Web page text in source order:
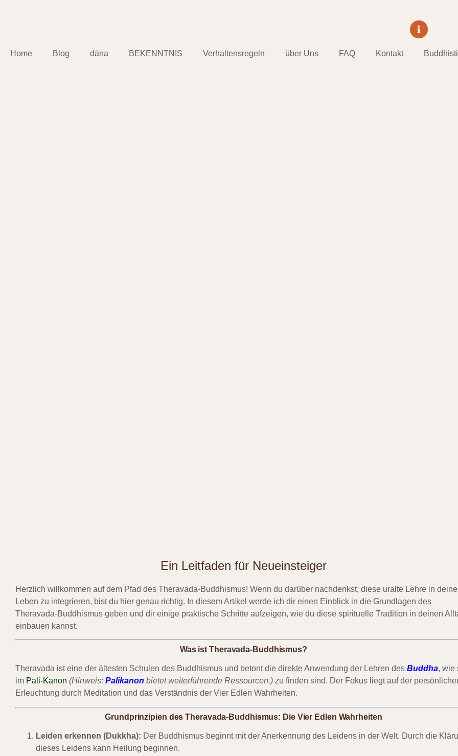
Home Blog dāna BEKENNTNIS Verhaltensregeln über Uns FAQ Kontakt
Ein Leitfaden für Neueinsteiger
Herzlich willkommen auf dem Pfad des Theravada-Buddhismus! Wenn du darüber nachdenkst, diese uralte Lehre in
Leben zu integrieren, bist du hier genau richtig. In diesem Artikel werde ich dir einen Einblick in die Grundlagen des
Theravada-Buddhismus geben und dir einige praktische Schritte aufzeigen, wie du diese spirituelle Tradition in deinen
einbauen kannst.
Was ist Theravada-Buddhismus?
Theravada ist eine der ältesten Schulen des Buddhismus und betont die direkte Anwendung der Lehren des Buddha, wie
im Pali-Kanon (Hinweis: Palikanon bietet weiterführende Ressourcen.) zu finden sind. Der Fokus liegt auf der
Erleuchtung durch Meditation und das Verständnis der Vier Edlen Wahrheiten.
Grundprinzipien des Theravada-Buddhismus: Die Vier Edlen Wahrheiten
Leiden erkennen (Dukkha): Der Buddhismus beginnt mit der Anerkennung des Leidens in der Welt. Durch die
dieses Leidens kann Heilung beginnen.